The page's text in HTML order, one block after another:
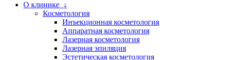
О клинике ↓
Косметология
Инъекционная косметология
Аппаратная косметология
Лазерная косметология
Лазерная эпиляция
Эстетическая косметология